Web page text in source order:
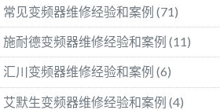
常见变频器维修经验和案例 (71)
施耐德变频器维修经验和案例 (11)
汇川变频器维修经验和案例 (6)
艾默生变频器维修经验和案例 (4)